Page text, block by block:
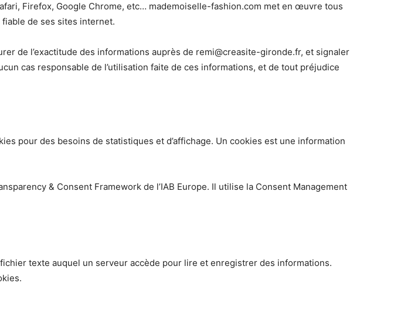
Firefox, Google Chrome, etc… mademoiselle-fashion.com met en œuvre tous
de ses sites internet.
de l’exactitude des informations auprès de remi@creasite-gironde.fr, et signaler
cas responsable de l’utilisation faite de ces informations, et de tout préjudice
pour des besoins de statistiques et d’affichage. Un cookies est une information
& Consent Framework de l’IAB Europe. Il utilise la Consent Management
texte auquel un serveur accède pour lire et enregistrer des informations.